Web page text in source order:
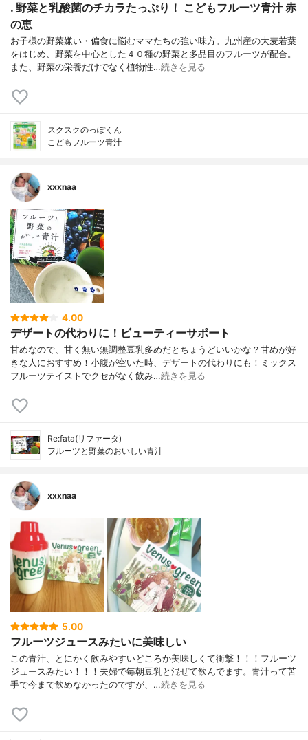
. 野菜と乳酸菌のチカラたっぷり！ こどもフルーツ青汁 赤
の恵
お子様の野菜嫌い・偏食に悩むママたちの強い味方。九州産の大麦若葉
をはじめ、野菜を中心とした４０種の野菜と多品目のフルーツが配合。
また、野菜の栄養だけでなく植物性…続きを見る
スクスクのっぽくん
こどもフルーツ青汁
xxxnaa
4.00
デザートの代わりに！ビューティーサポート
甘めなので、甘く無い無調整豆乳多めだとちょうどいいかな？甘めが好
きな人におすすめ！小腹が空いた時、デザートの代わりにも！ミックス
フルーツテイストでクセがなく飲み…続きを見る
Re:fata(リファータ)
フルーツと野菜のおいしい青汁
xxxnaa
5.00
フルーツジュースみたいに美味しい
この青汁、とにかく飲みやすいどころか美味しくて衝撃！！！フルーツ
ジュースみたい！！！夫婦で毎朝豆乳と混ぜて飲んでます。青汁って苦
手で今まで飲めなかったのですが、…続きを見る